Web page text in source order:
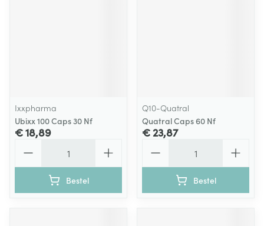
Ixxpharma
Ubixx 100 Caps 30 Nf
€ 18,89
Bestel
Q10-Quatral
Quatral Caps 60 Nf
€ 23,87
Bestel